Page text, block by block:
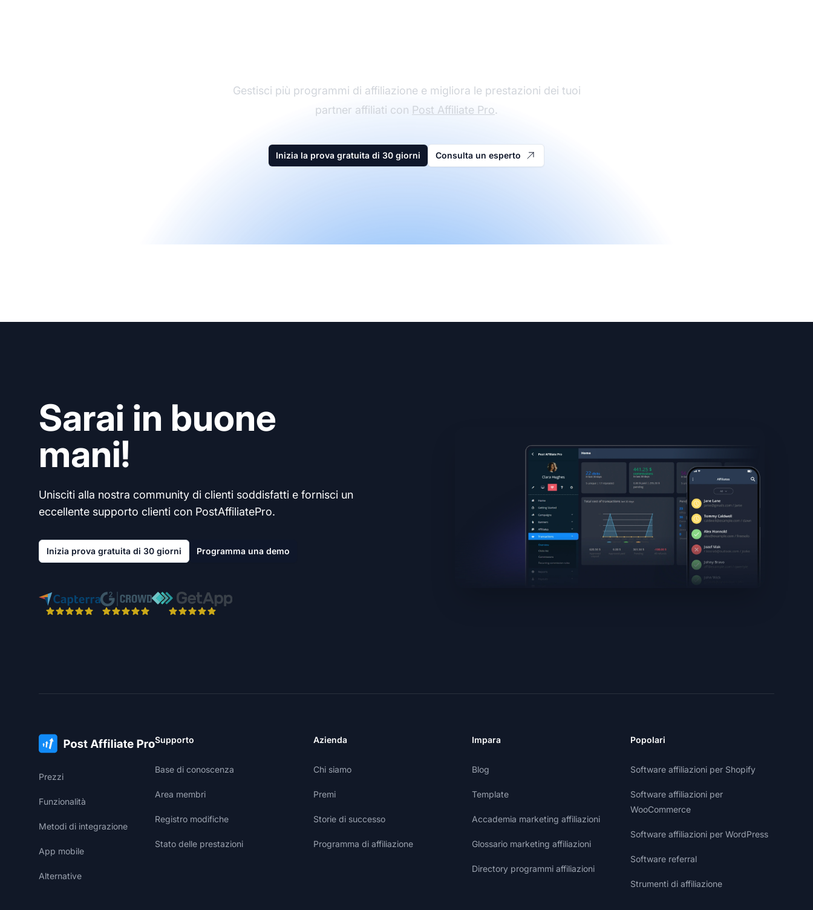
Gestisci più programmi di affiliazione e migliora le prestazioni dei tuoi
partner affiliati con Post Affiliate Pro.
Inizia la prova gratuita di 30 giorni Consulta un esperto
Sarai in buone
mani!
Unisciti alla nostra community di clienti soddisfatti e fornisci un
eccellente supporto clienti con PostAffiliatePro.
Inizia prova gratuita di 30 giorni Programma una demo
Prezzi
Funzionalità
Metodi di integrazione
App mobile
Alternative
Supporto
Base di conoscenza
Area membri
Registro modifiche
Stato delle prestazioni
Azienda
Chi siamo
Premi
Storie di successo
Programma di affiliazione
Impara
Blog
Template
Accademia marketing affiliazioni
Glossario marketing affiliazioni
Directory programmi affiliazioni
Popolari
Software affiliazioni per Shopify
Software affiliazioni per
WooCommerce
Software affiliazioni per WordPress
Software referral
Strumenti di affiliazione